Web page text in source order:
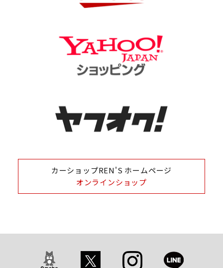
カーショップREN'S ホームページ
オンラインショップ